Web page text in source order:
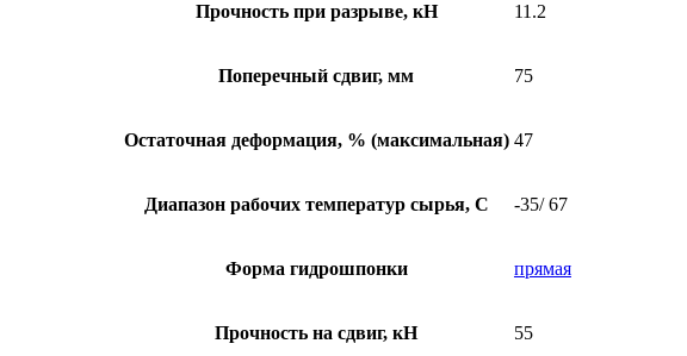
Прочность при разрыве, кН 11.2
Поперечный сдвиг, мм 75
Остаточная деформация, % (максимальная) 47
Диапазон рабочих температур сырья, С -35/ 67
Форма гидрошпонки прямая
Прочность на сдвиг, кН 55